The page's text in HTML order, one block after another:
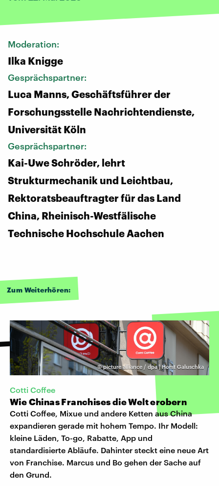
Moderation:
Ilka Knigge
Gesprächspartner:
Luca Manns, Geschäftsführer der
Forschungsstelle Nachrichtendienste,
Universität Köln
Gesprächspartner:
Kai-Uwe Schröder, lehrt
Strukturmechanik und Leichtbau,
Rektoratsbeauftragter für das Land
China, Rheinisch-Westfälische
Technische Hochschule Aachen
Zum Weiterhören:
©picture alliance / dpa | Horst Galuschka
Cotti Coffee
Wie Chinas Franchises die Welt erobern
Cotti Coffee, Mixue und andere Ketten aus China
expandieren gerade mit hohem Tempo. Ihr Modell:
kleine Läden, To-go, Rabatte, App und
standardisierte Abläufe. Dahinter steckt eine neue Art
von Franchise. Marcus und Bo gehen der Sache auf
den Grund.